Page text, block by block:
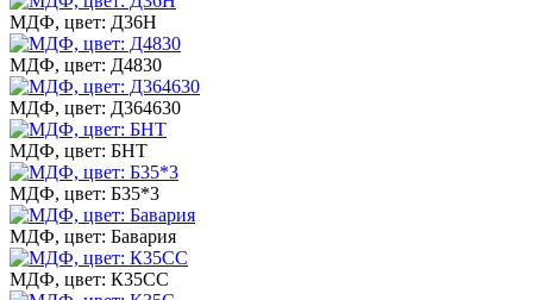
МДФ, цвет: Д36Н
МДФ, цвет: Д4830
МДФ, цвет: Д364630
МДФ, цвет: БНТ
МДФ, цвет: Б35*3
МДФ, цвет: Бавария
МДФ, цвет: К35СС